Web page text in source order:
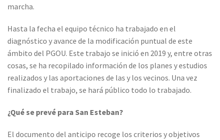
marcha.
Hasta la fecha el equipo técnico ha trabajado en el
diagnóstico y avance de la modificación puntual de este
ámbito del PGOU. Este trabajo se inició en 2019 y, entre otras
cosas, se ha recopilado información de los planes y estudios
realizados y las aportaciones de las y los vecinos. Una vez
finalizado el trabajo, se hará público todo lo trabajado.
¿Qué se prevé para San Esteban?
El documento del anticipo recoge los criterios y objetivos